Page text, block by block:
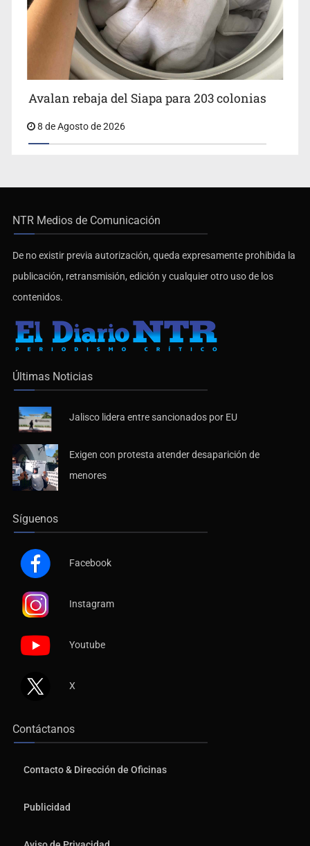
Avalan rebaja del Siapa para 203 colonias
8 de Agosto de 2026
NTR Medios de Comunicación
De no existir previa autorización, queda expresamente prohibida la
publicación, retransmisión, edición y cualquier otro uso de los
contenidos.
Últimas Noticias
Jalisco lidera entre sancionados por EU
Exigen con protesta atender desaparición de
menores
Síguenos
Facebook
Instagram
Youtube
X
Contáctanos
Contacto & Dirección de Oficinas
Publicidad